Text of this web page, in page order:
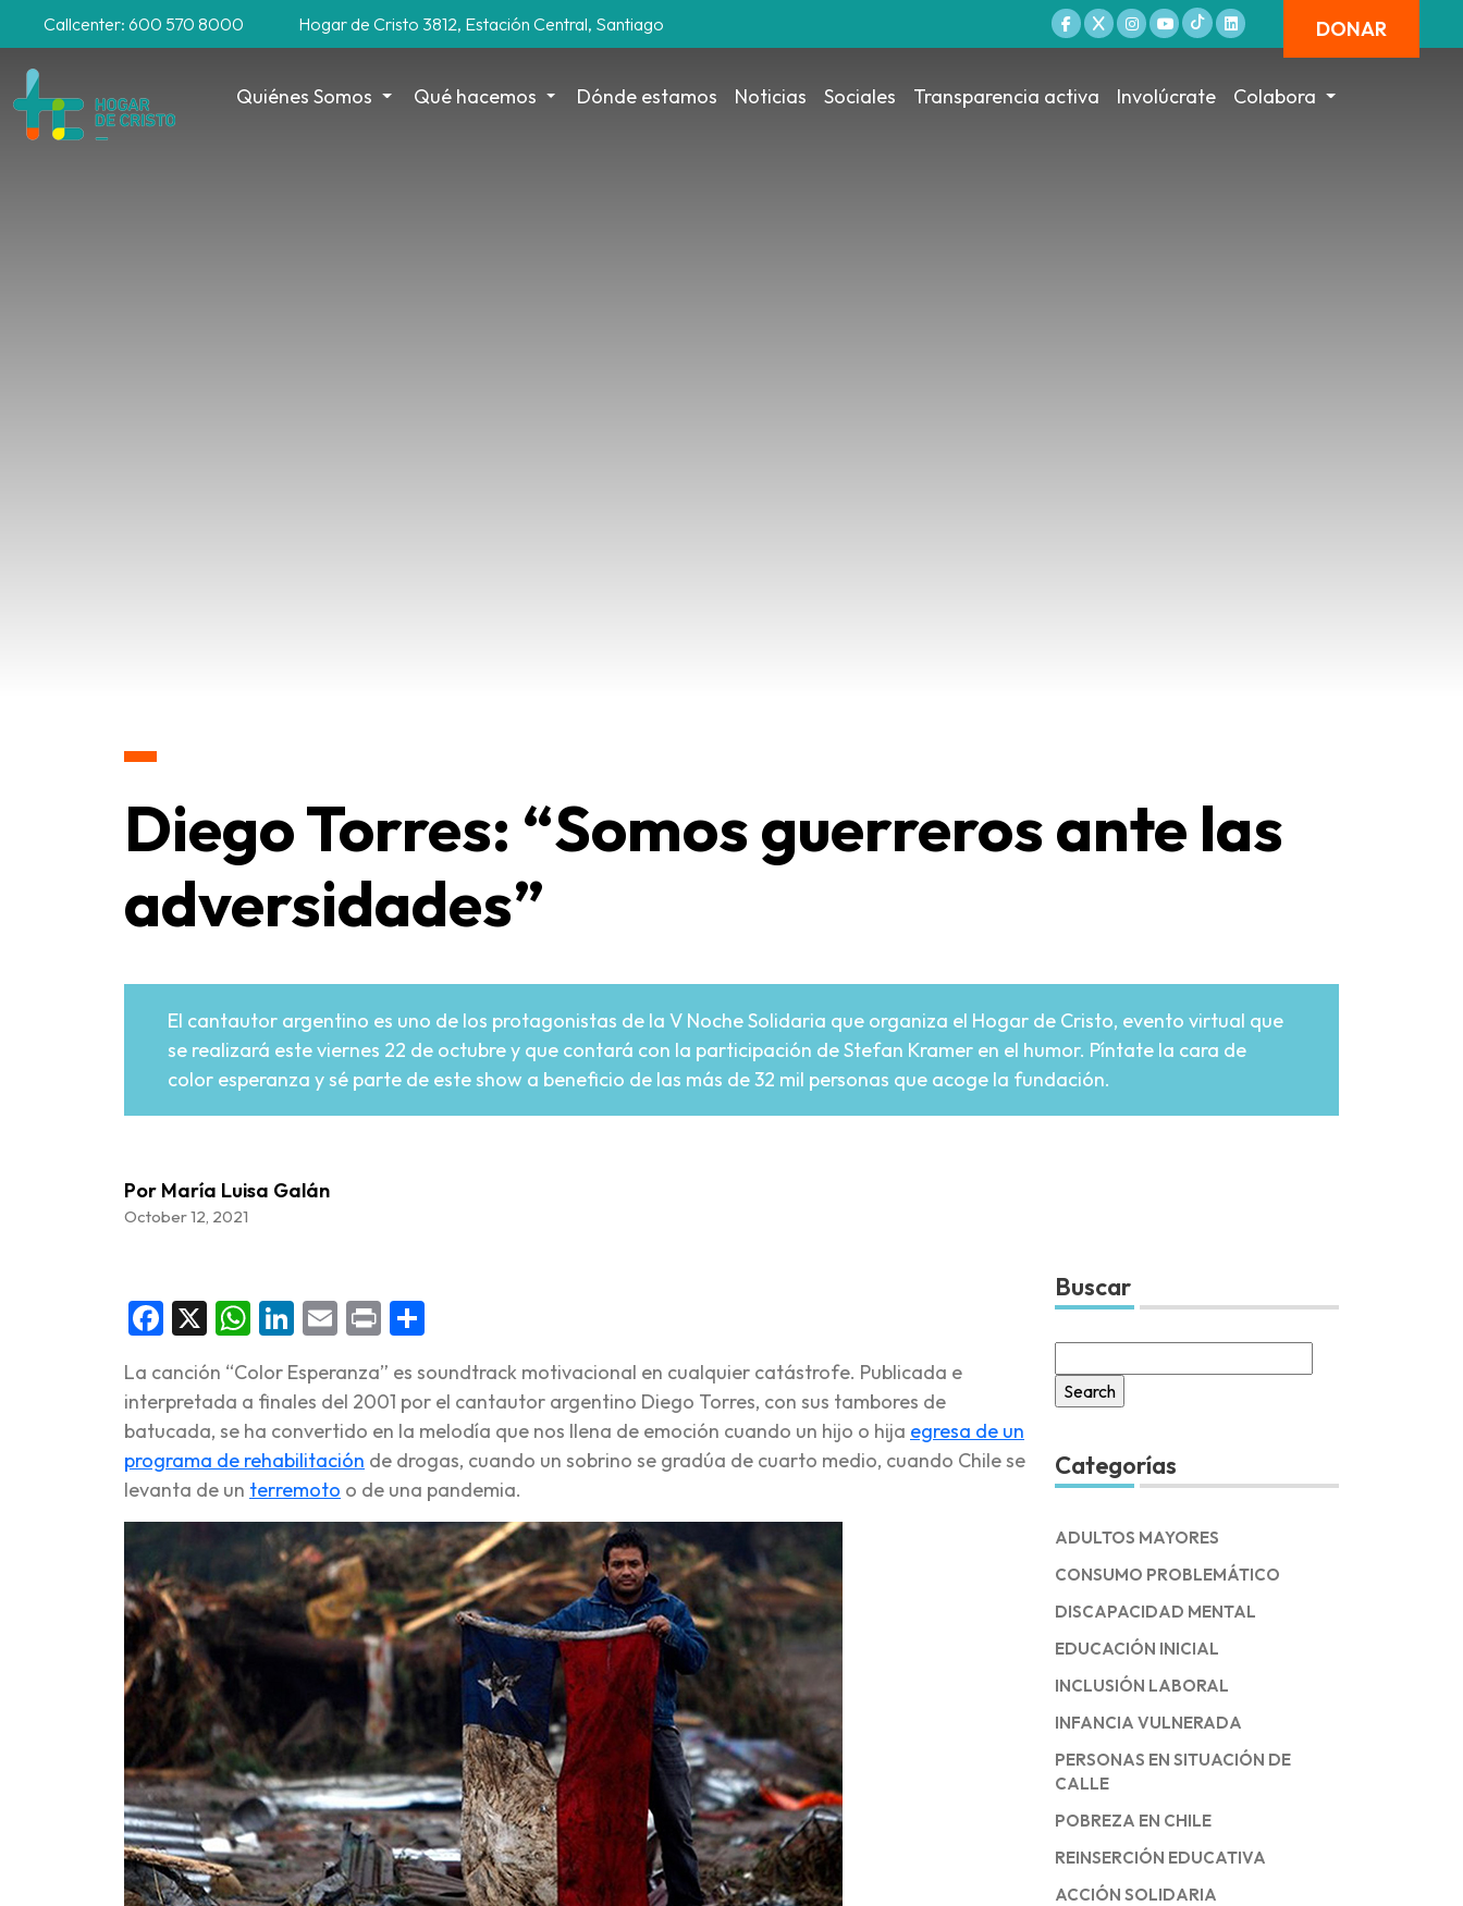
Callcenter: 600 570 8000 Hogar de Cristo 3812, Estación Central, Santiago DONAR
Quiénes Somos Qué hacemos Dónde estamos Noticias Sociales Transparencia activa Involúcrate Colabora
Diego Torres: “Somos guerreros ante las
adversidades”
El cantautor argentino es uno de los protagonistas de la V Noche Solidaria que organiza el Hogar de Cristo, evento virtual que
se realizará este viernes 22 de octubre y que contará con la participación de Stefan Kramer en el humor. Píntate la cara de
color esperanza y sé parte de este show a beneficio de las más de 32 mil personas que acoge la fundación.
Por María Luisa Galán
October 12, 2021
Facebook
X WhatsApp
LinkedIn
Email
Print
La canción “Color Esperanza” es soundtrack motivacional en cualquier catástrofe. Publicada e
interpretada a finales del 2001 por el cantautor argentino Diego Torres, con sus tambores de
batucada, se ha convertido en la melodía que nos llena de emoción cuando un hijo o hija egresa de un
programa de rehabilitación de drogas, cuando un sobrino se gradúa de cuarto medio, cuando Chile se
levanta de un terremoto o de una pandemia.
Buscar
for:
Categorías
ADULTOS MAYORES
CONSUMO PROBLEMÁTICO
DISCAPACIDAD MENTAL
EDUCACIÓN INICIAL
INCLUSIÓN LABORAL
INFANCIA VULNERADA
PERSONAS EN SITUACIÓN DE
CALLE
POBREZA EN CHILE
REINSERCIÓN EDUCATIVA
ACCIÓN SOLIDARIA